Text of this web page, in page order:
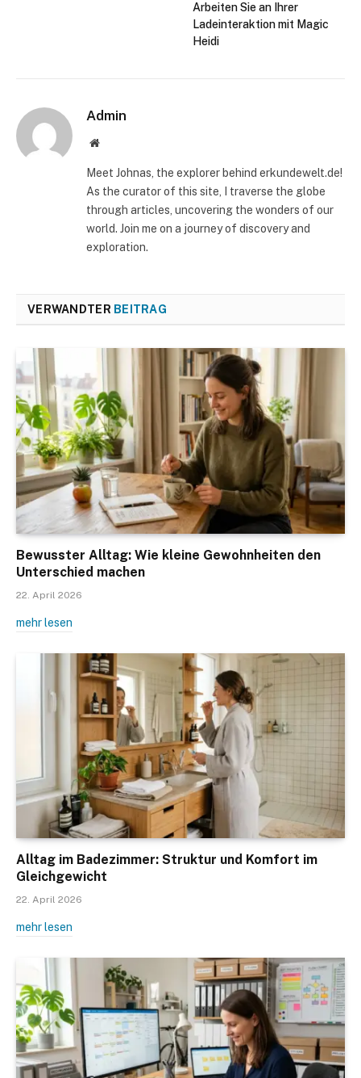
Arbeiten Sie an Ihrer
Ladeinteraktion mit Magic
Heidi
Admin
Website
Meet Johnas, the explorer behind erkundewelt.de!
As the curator of this site, I traverse the globe
through articles, uncovering the wonders of our
world. Join me on a journey of discovery and
exploration.
VERWANDTER BEITRAG
Bewusster Alltag: Wie kleine Gewohnheiten den
Unterschied machen
22. April 2026
mehr lesen
Alltag im Badezimmer: Struktur und Komfort im
Gleichgewicht
22. April 2026
mehr lesen